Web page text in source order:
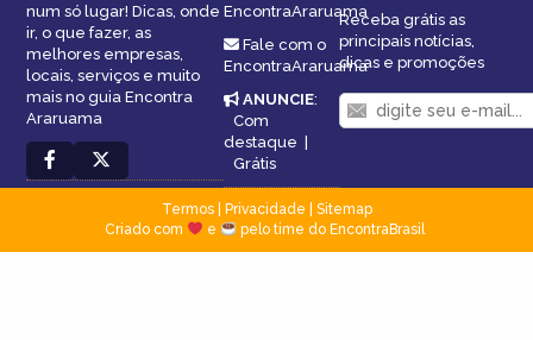
num só lugar! Dicas, onde
ir, o que fazer, as
melhores empresas,
locais, serviços e muito
mais no guia Encontra
Araruama
EncontraAraruama
Fale com o
EncontraAraruama
ANUNCIE:
Com
destaque |
Grátis
Receba grátis as
principais notícias,
dicas e promoções
Termos| Privacidade
Sitemap
Criado com
e pelo time do EncontraBrasil